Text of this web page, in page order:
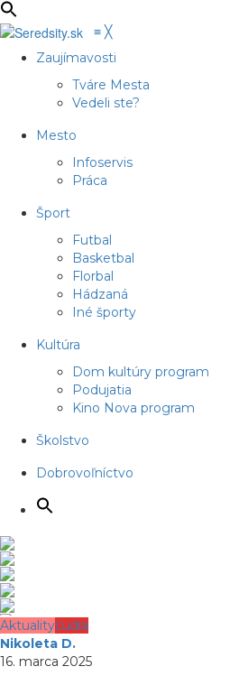
≡ ╳
Zaujímavosti
Tváre Mesta
Vedeli ste?
Mesto
Infoservis
Práca
Šport
Futbal
Basketbal
Florbal
Hádzaná
Iné športy
Kultúra
Dom kultúry program
Podujatia
Kino Nova program
Školstvo
Dobrovoľníctvo
AktualityĽudia
Nikoleta D.
16. marca 2025